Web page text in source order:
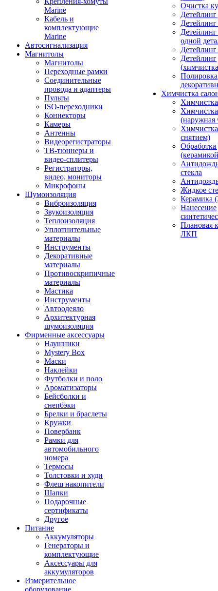
Marine
Кабель и
комплектующие
Marine
Автосигнализация
Магнитолы
Магнитолы
Переходные рамки
Соединительные
провода и адаптеры
Пульты
ISO-переходники
Коннекторы
Камеры
Антенны
Видеорегистраторы
ТВ-тюннеры и
видео-сплитеры
Регистраторы,
видео, мониторы
Микрофоны
Шумоизоляция
Виброизоляция
Звукоизоляция
Теплоизоляция
Уплотнительные
материалы
Инструменты
Декоративные
материалы
Противоскрипичные
материалы
Мастика
Инструменты
Автоодеяло
Архитектурная
шумоизоляция
Фирменные аксессуары
Наушники
Mystery Box
Маски
Наклейки
Футболки и поло
Ароматизаторы
Бейсболки и
снепбэки
Брелки и браслеты
Кружки
Повербанк
Рамки для
автомобильного
номера
Термосы
Толстовки и худи
Флеш накопители
Шапки
Подарочные
сертификаты
Другое
Питание
Аккумуляторы
Генераторы и
комплектующие
Аксессуары для
аккумуляторов
Измерительное
оборудование
Очистка
Детейлинг
одной
Детейлинг
Полировка
Химчистка
(наружная
снятием)
Обработка
стекла
Жидкое
Керамика
Нанесение
Плановая
ЛКП